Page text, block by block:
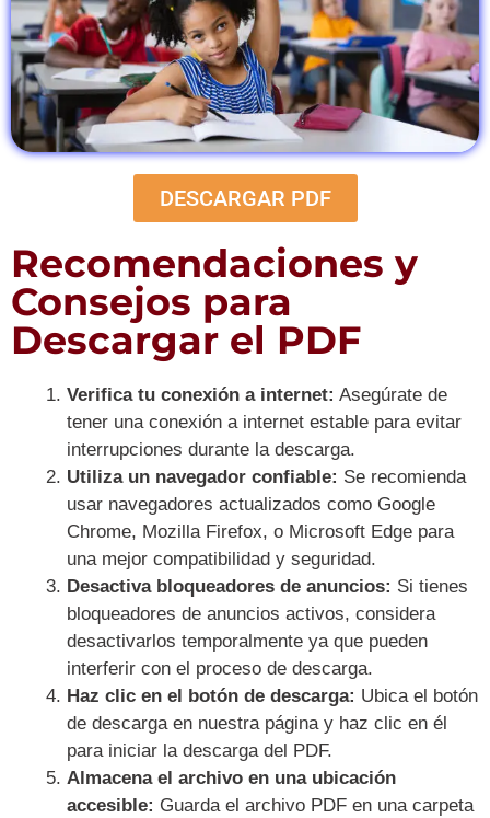
DESCARGAR PDF
Recomendaciones y
Consejos para
Descargar el PDF
Verifica tu conexión a internet: Asegúrate de
tener una conexión a internet estable para evitar
interrupciones durante la descarga.
Utiliza un navegador confiable: Se recomienda
usar navegadores actualizados como Google
Chrome, Mozilla Firefox, o Microsoft Edge para
una mejor compatibilidad y seguridad.
Desactiva bloqueadores de anuncios: Si tienes
bloqueadores de anuncios activos, considera
desactivarlos temporalmente ya que pueden
interferir con el proceso de descarga.
Haz clic en el botón de descarga: Ubica el botón
de descarga en nuestra página y haz clic en él
para iniciar la descarga del PDF.
Almacena el archivo en una ubicación
accesible: Guarda el archivo PDF en una carpeta